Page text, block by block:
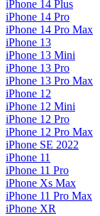
iPhone 14 Plus
iPhone 14 Pro
iPhone 14 Pro Max
iPhone 13
iPhone 13 Mini
iPhone 13 Pro
iPhone 13 Pro Max
iPhone 12
iPhone 12 Mini
iPhone 12 Pro
iPhone 12 Pro Max
iPhone SE 2022
iPhone 11
iPhone 11 Pro
iPhone Xs Max
iPhone 11 Pro Max
iPhone XR